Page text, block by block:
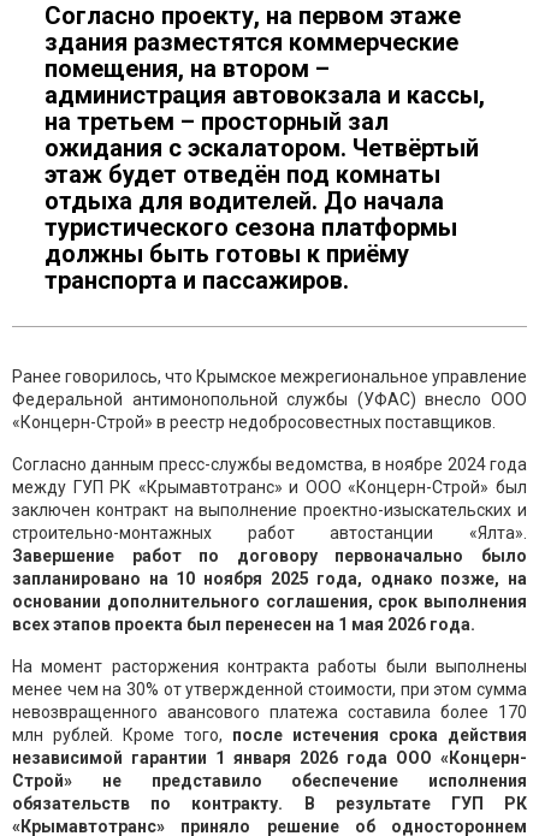
Согласно проекту, на первом этаже
здания разместятся коммерческие
помещения, на втором –
администрация автовокзала и кассы,
на третьем – просторный зал
ожидания с эскалатором. Четвёртый
этаж будет отведён под комнаты
отдыха для водителей. До начала
туристического сезона платформы
должны быть готовы к приёму
транспорта и пассажиров.
Ранее говорилось, что Крымское межрегиональное управление
Федеральной антимонопольной службы (УФАС) внесло ООО
«Концерн-Строй» в реестр недобросовестных поставщиков.
Согласно данным пресс-службы ведомства, в ноябре 2024 года
между ГУП РК «Крымавтотранс» и ООО «Концерн-Строй» был
заключен контракт на выполнение проектно-изыскательских и
строительно-монтажных работ автостанции «Ялта».
Завершение работ по договору первоначально было
запланировано на 10 ноября 2025 года, однако позже, на
основании дополнительного соглашения, срок выполнения
всех этапов проекта был перенесен на 1 мая 2026 года.
На момент расторжения контракта работы были выполнены
менее чем на 30% от утвержденной стоимости, при этом сумма
невозвращенного авансового платежа составила более 170
млн рублей. Кроме того, после истечения срока действия
независимой гарантии 1 января 2026 года ООО «Концерн-
Строй» не представило обеспечение исполнения
обязательств по контракту. В результате ГУП РК
«Крымавтотранс» приняло решение об одностороннем